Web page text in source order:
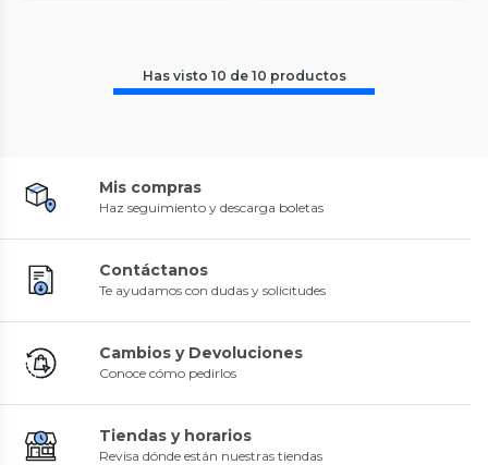
Has visto 10 de 10 productos
Mis compras
Haz seguimiento y descarga boletas
Contáctanos
Te ayudamos con dudas y solicitudes
Cambios y Devoluciones
Conoce cómo pedirlos
Tiendas y horarios
Revisa dónde están nuestras tiendas